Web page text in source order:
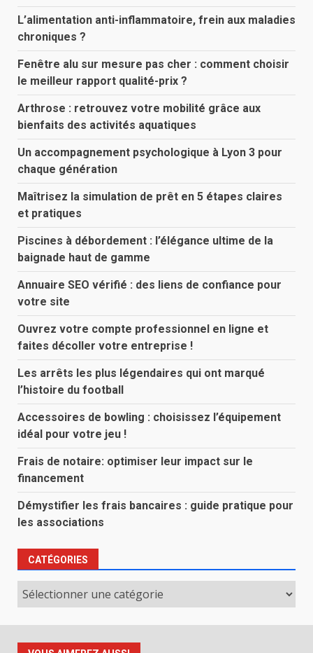
L’alimentation anti-inflammatoire, frein aux maladies
chroniques ?
Fenêtre alu sur mesure pas cher : comment choisir
le meilleur rapport qualité-prix ?
Arthrose : retrouvez votre mobilité grâce aux
bienfaits des activités aquatiques
Un accompagnement psychologique à Lyon 3 pour
chaque génération
Maîtrisez la simulation de prêt en 5 étapes claires
et pratiques
Piscines à débordement : l’élégance ultime de la
baignade haut de gamme
Annuaire SEO vérifié : des liens de confiance pour
votre site
Ouvrez votre compte professionnel en ligne et
faites décoller votre entreprise !
Les arrêts les plus légendaires qui ont marqué
l’histoire du football
Accessoires de bowling : choisissez l’équipement
idéal pour votre jeu !
Frais de notaire: optimiser leur impact sur le
financement
Démystifier les frais bancaires : guide pratique pour
les associations
CATÉGORIES
Catégories